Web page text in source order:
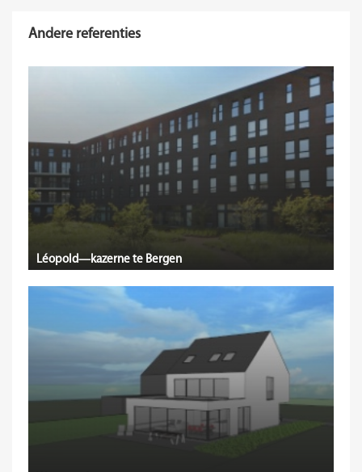
Andere referenties
Léopold—kazerne te Bergen